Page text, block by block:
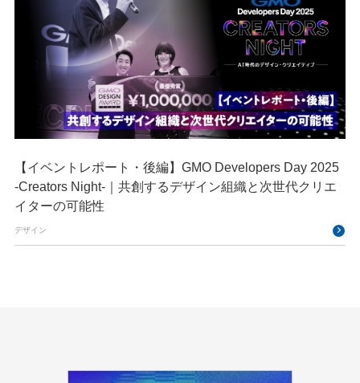
【イベントレポート・後編】GMO Developers Day 2025
-Creators Night-｜共創するデザイン組織と次世代クリエ
イターの可能性
デザイン